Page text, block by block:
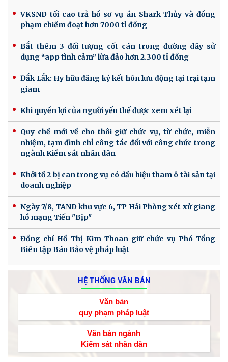
VKSND tối cao trả hồ sơ vụ án Shark Thủy và đồng
phạm chiếm đoạt hơn 7000 tỉ đồng
Bắt thêm 3 đối tượng cốt cán trong đường dây sử
dụng “app tình cảm” lừa đảo hơn 2.300 tỉ đồng
Đắk Lắk: Hy hữu đăng ký kết hôn lưu động tại trại tạm
giam
Khi quyền lợi của người yếu thế được xem xét lại
Quy chế mới về cho thôi giữ chức vụ, từ chức, miễn
nhiệm, tạm đình chỉ công tác đối với công chức trong
ngành Kiểm sát nhân dân
Khởi tố 2 bị can trong vụ có dấu hiệu tham ô tài sản tại
doanh nghiệp
Ngày 7/8, TAND khu vực 6, TP Hải Phòng xét xử giang
hồ mạng Tiến "Bịp"
Đồng chí Hồ Thị Kim Thoan giữ chức vụ Phó Tổng
Biên tập Báo Bảo vệ pháp luật
HỆ THỐNG VĂN BẢN
Văn bản
quy phạm pháp luật
Văn bản ngành
Kiểm sát nhân dân